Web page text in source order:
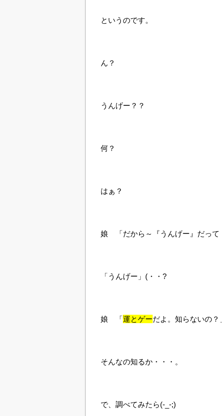
というのです。
ん？
うんげー？？
何？
はぁ？
娘 「だから～『うんげー』だって
「うんげー」(・・?
娘 「運とゲーだよ。知らないの？
そんなの知るか・・・。
で、調べてみたら(-_-;)